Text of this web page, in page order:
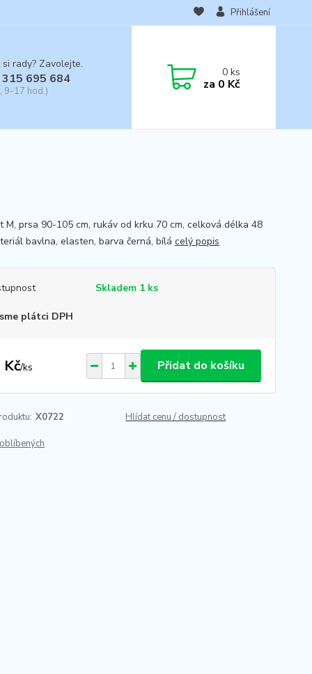
Přihlášení
rady? Zavolejte.
695 684
9-17 hod.)
0ks
za 0 Kč
M, prsa 90-105 cm, rukáv od krku 70 cm, celková délka 48
bavlna, elasten, barva černá, bílá celý popis
Skladem 1 ks
plátci DPH
Kč/ks Přidat do košíku
X0722 Hlídat cenu / dostupnost